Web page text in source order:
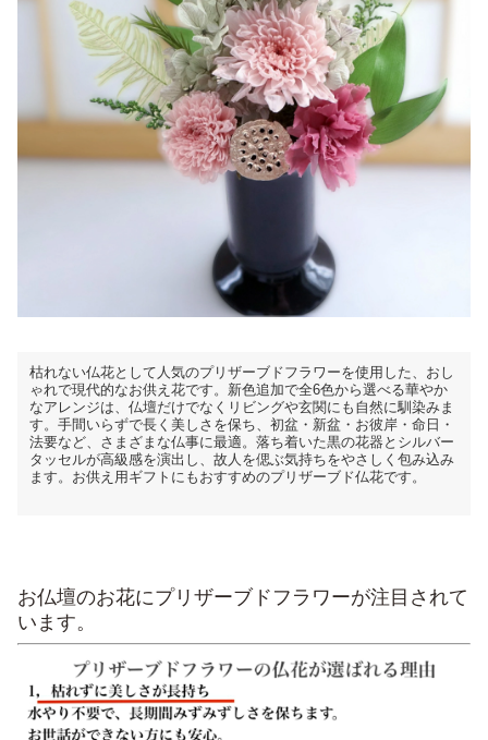
枯れない仏花として人気のプリザーブドフラワーを使用した、おし
ゃれで現代的なお供え花です。新色追加で全6色から選べる華やか
なアレンジは、仏壇だけでなくリビングや玄関にも自然に馴染みま
す。手間いらずで長く美しさを保ち、初盆・新盆・お彼岸・命日・
法要など、さまざまな仏事に最適。落ち着いた黒の花器とシルバー
タッセルが高級感を演出し、故人を偲ぶ気持ちをやさしく包み込み
ます。お供え用ギフトにもおすすめのプリザーブド仏花です。
お仏壇のお花にプリザーブドフラワーが注目されて
います。